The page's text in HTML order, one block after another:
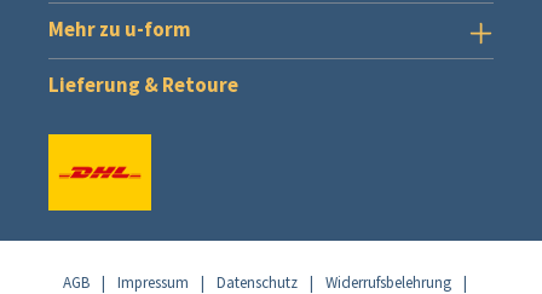
Mehr zu u-form
Lieferung & Retoure
AGB | Impressum | Datenschutz | Widerrufsbelehrung |